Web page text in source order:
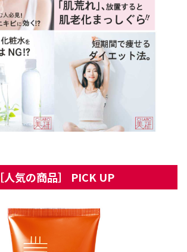
［人気の商品］ PICK UP